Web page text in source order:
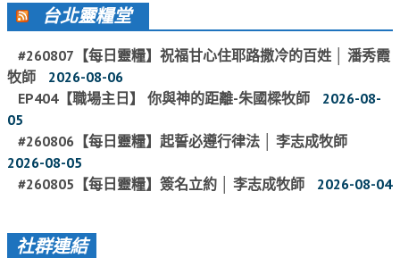
作伙來聽上帝的話
台北靈糧堂
#260807【每日靈糧】祝福甘心住耶路撒冷的百姓 │ 潘秀霞
牧師
2026-08-06
EP404【職場主日】 你與神的距離-朱國樑牧師
2026-08-
05
#260806【每日靈糧】起誓必遵行律法 │ 李志成牧師
2026-08-05
#260805【每日靈糧】簽名立約 │ 李志成牧師
2026-08-04
社群連結